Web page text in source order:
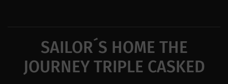
SAILOR´S HOME THE
JOURNEY TRIPLE CASKED